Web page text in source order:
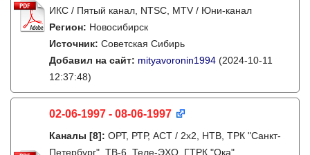
ИКС / Пятый канал, NTSC, MTV / Юни-канал
Регион: Новосибирск
Источник: Советская Сибирь
Добавил на сайт: mityavoronin1994 (2024-10-11
12:37:48)
02-06-1997 - 08-06-1997
Каналы [8]: ОРТ, РТР, АСТ / 2х2, НТВ, ТРК "Санкт-
Петербург", ТВ-6, Теле-ЭХО, ГТРК "Ока"